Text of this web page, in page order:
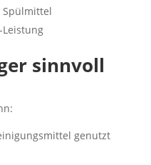
Spülmittel
Leistung
sinnvoll
genutzt